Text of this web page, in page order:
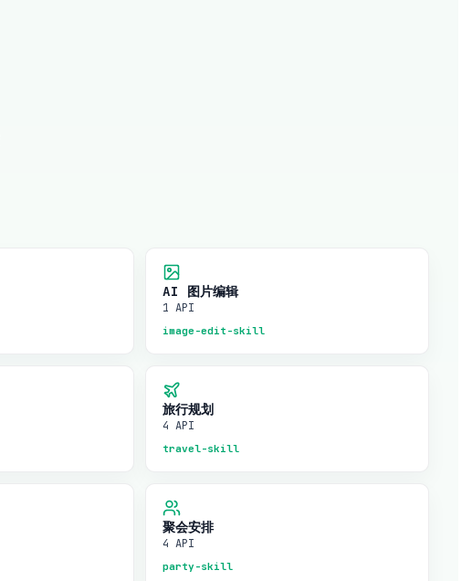
AI 图片编辑
1 API
image-edit-skill
旅行规划
4 API
travel-skill
聚会安排
4 API
party-skill